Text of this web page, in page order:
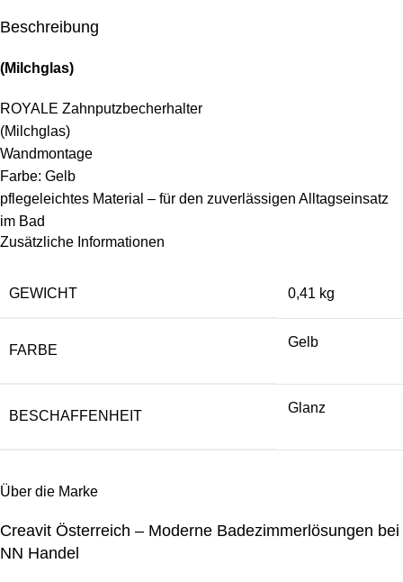
Beschreibung
(Milchglas)
ROYALE Zahnputzbecherhalter
(Milchglas)
Wandmontage
Farbe: Gelb
pflegeleichtes Material – für den zuverlässigen Alltagseinsatz
im Bad
Zusätzliche Informationen
GEWICHT 0,41 kg
FARBE
Gelb
BESCHAFFENHEIT
Glanz
Über die Marke
Creavit Österreich – Moderne Badezimmerlösungen bei
NN Handel